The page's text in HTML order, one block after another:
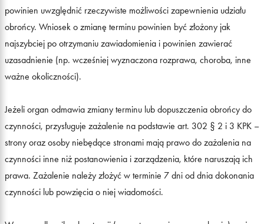
powinien uwzględnić rzeczywiste możliwości zapewnienia udziału
obrońcy. Wniosek o zmianę terminu powinien być złożony jak
najszybciej po otrzymaniu zawiadomienia i powinien zawierać
uzasadnienie (np. wcześniej wyznaczona rozprawa, choroba, inne
ważne okoliczności).
Jeżeli organ odmawia zmiany terminu lub dopuszczenia obrońcy do
czynności, przysługuje zażalenie na podstawie art. 302 § 2 i 3 KPK –
strony oraz osoby niebędące stronami mają prawo do zażalenia na
czynności inne niż postanowienia i zarządzenia, które naruszają ich
prawa. Zażalenie należy złożyć w terminie 7 dni od dnia dokonania
czynności lub powzięcia o niej wiadomości.